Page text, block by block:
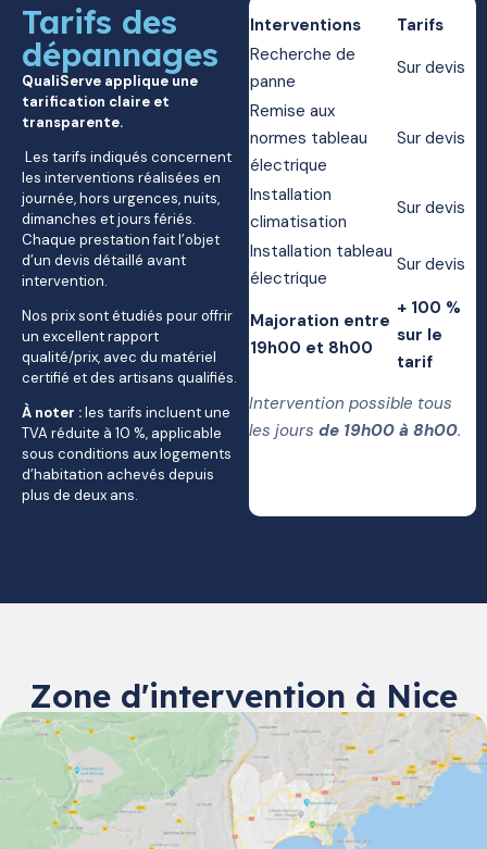
Tarifs des
dépannages
QualiServe applique une
tarification claire et
transparente.
Les tarifs indiqués concernent
les interventions réalisées en
journée, hors urgences, nuits,
dimanches et jours fériés.
Chaque prestation fait l’objet
d’un devis détaillé avant
intervention.
Nos prix sont étudiés pour offrir
un excellent rapport
qualité/prix, avec du matériel
certifié et des artisans qualifiés.
À noter :les tarifs incluent une
TVA réduite à 10 %, applicable
sous conditions aux logements
d’habitation achevés depuis
plus de deux ans.
Interventions
Tarifs
Recherche de
panne
Sur devis
Remise aux
normes tableau
électrique
Sur devis
Installation
climatisation
Sur devis
Installation tableau
électrique
Sur devis
Majoration entre
19h00 et 8h00
+ 100 %
sur le
tarif
Intervention possible tous
les joursde 19h00 à 8h00.
Zone d'intervention à Nice